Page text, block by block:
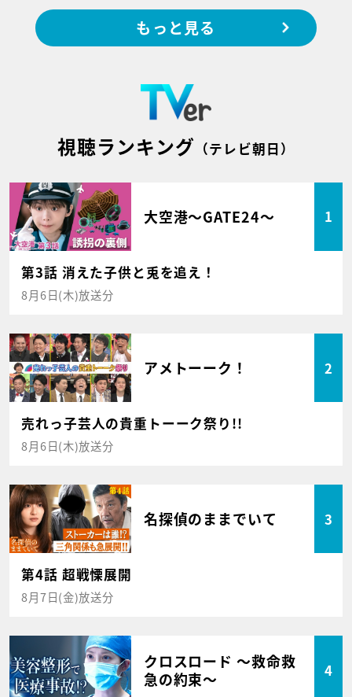
もっと見る
視聴ランキング （テレビ朝日）
大空港～GATE24～ 1
第3話 消えた子供と兎を追え！
8月6日(木)放送分
アメトーーク！ 2
売れっ子芸人の貴重トーーク祭り!!
8月6日(木)放送分
名探偵のままでいて 3
第4話 超戦慄展開
8月7日(金)放送分
クロスロード ～救命救
急の約束～
4